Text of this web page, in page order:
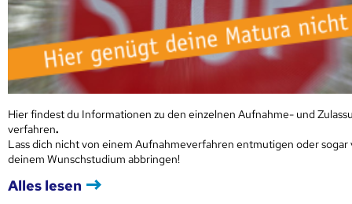
Hier findest du Informationen zu den einzelnen Aufnahme- und
verfahren.
Lass dich nicht von einem Aufnahmeverfahren entmutigen oder sogar
deinem Wunschstudium abbringen!
Alles lesen